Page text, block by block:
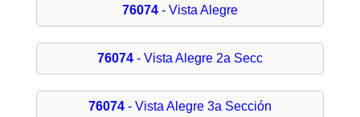
76074- Vista Alegre
76074- Vista Alegre 2a Secc
76074- Vista Alegre 3a Sección